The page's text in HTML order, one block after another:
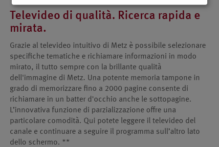
Televideo di qualità. Ricerca rapida e
mirata.
Grazie al televideo intuitivo di Metz è possibile selezionare
specifiche tematiche e richiamare informazioni in modo
mirato, il tutto sempre con la brillante qualità
dell'immagine di Metz. Una potente memoria tampone in
grado di memorizzare fino a 2000 pagine consente di
richiamare in un batter d'occhio anche le sottopagine.
L’innovativa funzione di parzializzazione offre una
particolare comodità. Qui potete leggere il televideo del
canale e continuare a seguire il programma sull’altro lato
dello schermo. **